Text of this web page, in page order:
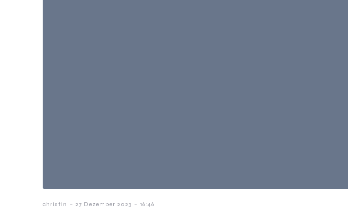
christin - 27 Dezember 2023 - 16:46